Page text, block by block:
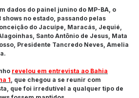
dados do painel junino do MP-BA, o
no estado, passando pelas
do Jacuípe, Maracás, Jequié,
Santo Antônio de Jesus, Mata
Presidente Tancredo Neves, Amelia
revelou em entrevista ao Bahia
1 , que chegou a se reunir com
que foi irredutível a qualquer tipo de